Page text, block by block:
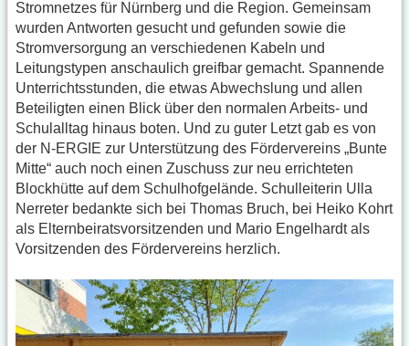
Stromnetzes für Nürnberg und die Region. Gemeinsam
wurden Antworten gesucht und gefunden sowie die
Stromversorgung an verschiedenen Kabeln und
Leitungstypen anschaulich greifbar gemacht. Spannende
Unterrichtsstunden, die etwas Abwechslung und allen
Beteiligten einen Blick über den normalen Arbeits- und
Schulalltag hinaus boten. Und zu guter Letzt gab es von
der N-ERGIE zur Unterstützung des Fördervereins „Bunte
Mitte“ auch noch einen Zuschuss zur neu errichteten
Blockhütte auf dem Schulhofgelände. Schulleiterin Ulla
Nerreter bedankte sich bei Thomas Bruch, bei Heiko Kohrt
als Elternbeiratsvorsitzenden und Mario Engelhardt als
Vorsitzenden des Fördervereins herzlich.